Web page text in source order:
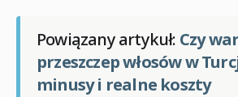
Powiązany artykuł: Czy
przeszczep włosów w
minusy i realne koszty